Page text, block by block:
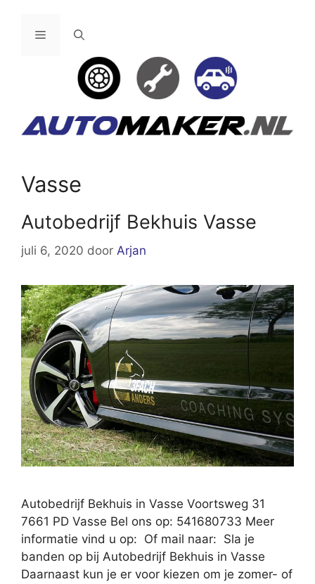
Menu
Vasse
Autobedrijf Bekhuis Vasse
juli 6, 2020 door Arjan
Autobedrijf Bekhuis in Vasse Voortsweg 31
7661 PD Vasse Bel ons op: 541680733 Meer
informatie vind u op: Of mail naar: Sla je
banden op bij Autobedrijf Bekhuis in Vasse
Daarnaast kun je er voor kiezen om je zomer- of